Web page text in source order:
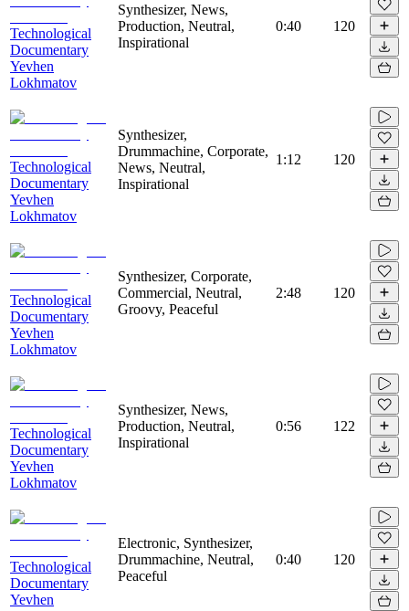
Technological
Documentary
Yevhen
Lokhmatov
Synthesizer, News,
Production, Neutral,
Inspirational
0:40 120
Technological
Documentary
Yevhen
Lokhmatov
Synthesizer,
Drummachine, Corporate,
News, Neutral,
Inspirational
1:12 120
Technological
Documentary
Yevhen
Lokhmatov
Synthesizer, Corporate,
Commercial, Neutral,
Groovy, Peaceful
2:48 120
Technological
Documentary
Yevhen
Lokhmatov
Synthesizer, News,
Production, Neutral,
Inspirational
0:56 122
Technological
Documentary
Yevhen
Electronic, Synthesizer,
Drummachine, Neutral,
Peaceful
0:40 120